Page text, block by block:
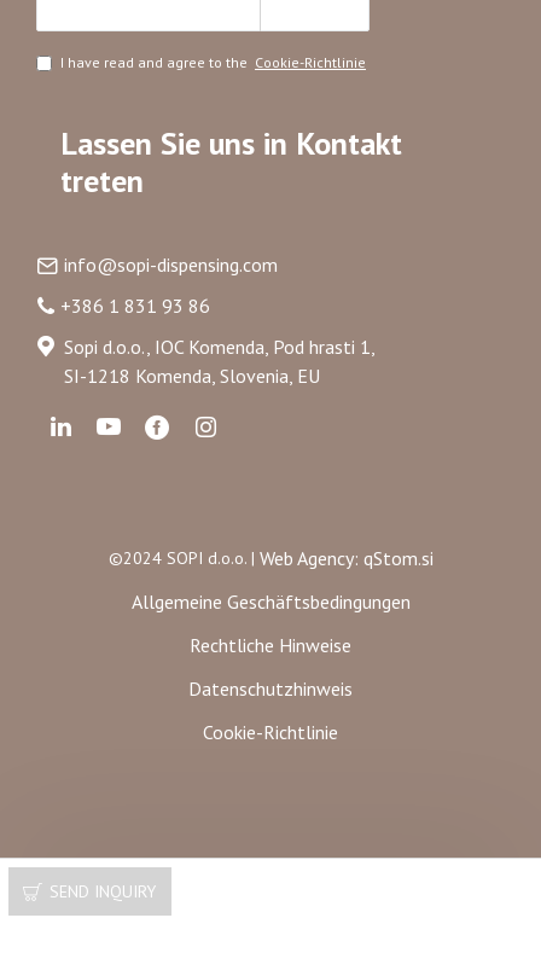
SEND INQUIRY
I have read and agree to the Cookie-Richtlinie
Lassen Sie uns in Kontakt
treten
info@sopi-dispensing.com
+386 1 831 93 86
Sopi d.o.o., IOC Komenda, Pod hrasti 1,
SI-1218 Komenda, Slovenia, EU
©2024 SOPI d.o.o. | Web Agency: qStom.si
Allgemeine Geschäftsbedingungen
Rechtliche Hinweise
Datenschutzhinweis
Cookie-Richtlinie